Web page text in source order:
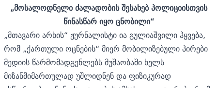
„მოსალოდნელი ძალადობის შესახებ პოლიციისთვის
წინასწარ იყო ცნობილი“
„მთავარი არხის“ ჟურნალისტი ია გულიაშვილი ჰყვება,
რომ „ქართული ოცნების“ მიერ მობილიზებული პირები
მედიის წარმომადგენლებს მუშაობაში ხელს
მიზანმიმართულად უშლიდნენ და ფიზიკურად